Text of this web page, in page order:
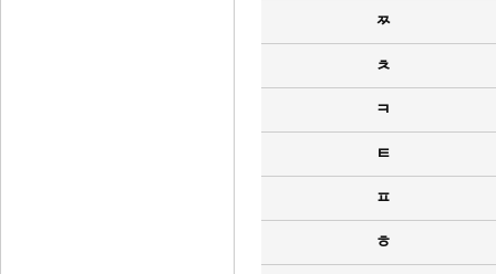
ㅉ
ㅊ
ㅋ
ㅌ
ㅍ
ㅎ